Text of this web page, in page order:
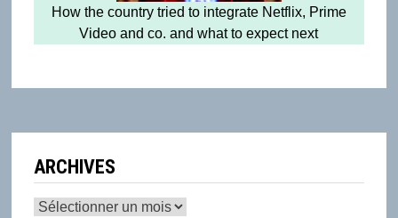
How the country tried to integrate Netflix, Prime
Video and co. and what to expect next
ARCHIVES
Archives